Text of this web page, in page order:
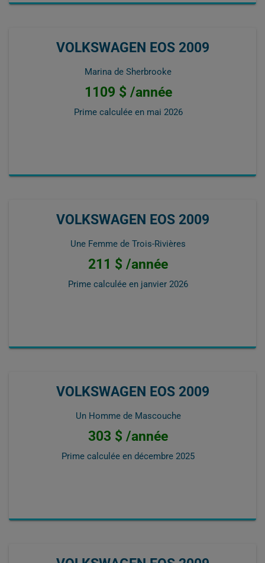
VOLKSWAGEN EOS 2009
Marina de Sherbrooke
1109 $ /année
Prime calculée en mai 2026
VOLKSWAGEN EOS 2009
Une Femme de Trois-Rivières
211 $ /année
Prime calculée en janvier 2026
VOLKSWAGEN EOS 2009
Un Homme de Mascouche
303 $ /année
Prime calculée en décembre 2025